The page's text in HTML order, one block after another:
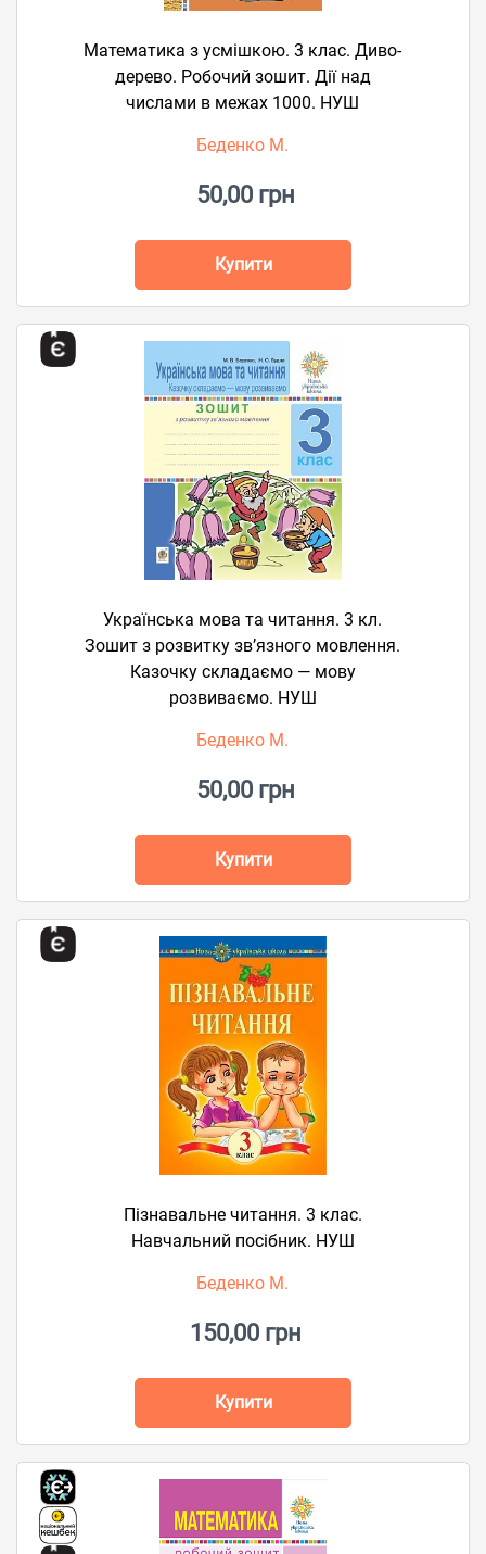
Математика з усмішкою. 3 клас. Диво-
дерево. Робочий зошит. Дії над
числами в межах 1000. НУШ
Беденко М.
50,00 грн
Купити
Українська мова та читання. 3 кл.
Зошит з розвитку зв’язного мовлення.
Казочку складаємо — мову
розвиваємо. НУШ
Беденко М.
50,00 грн
Купити
Пізнавальне читання. 3 клас.
Навчальний посібник. НУШ
Беденко М.
150,00 грн
Купити